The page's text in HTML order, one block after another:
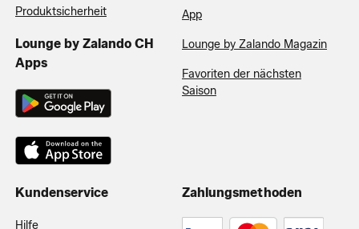
Produktsicherheit
Lounge by Zalando CH
Apps
App
Lounge by Zalando Magazin
Favoriten der nächsten
Saison
Kundenservice
Hilfe
Zahlungsmethoden